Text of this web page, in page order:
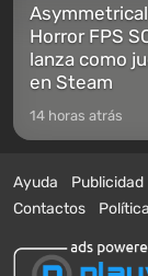
Horror FPS
lanza como
en Steam
14 horas atrás
Ayuda Publicidad
Contactos